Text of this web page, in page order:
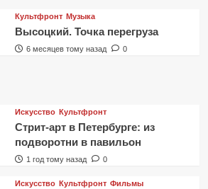
Культфронт Музыка
Высоцкий. Точка перегруза
6 месяцев тому назад 0
Искусство Культфронт
Стрит-арт в Петербурге: из
подворотни в павильон
1 год тому назад 0
Искусство Культфронт Фильмы